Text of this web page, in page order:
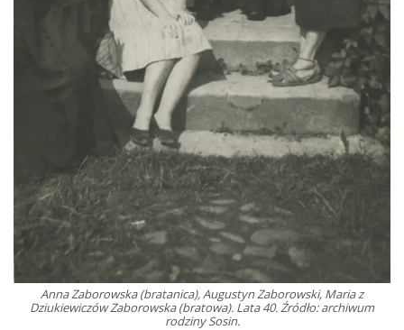
Anna Zaborowska (bratanica), Augustyn Zaborowski, Maria z
Dziukiewiczów Zaborowska (bratowa). Lata 40. Źródło: archiwum
rodziny Sosin.